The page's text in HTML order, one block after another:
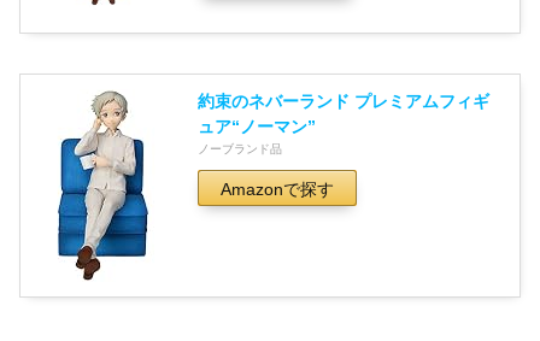
約束のネバーランド プレミアムフィギ
ュア“ノーマン”
ノーブランド品
Amazonで探す